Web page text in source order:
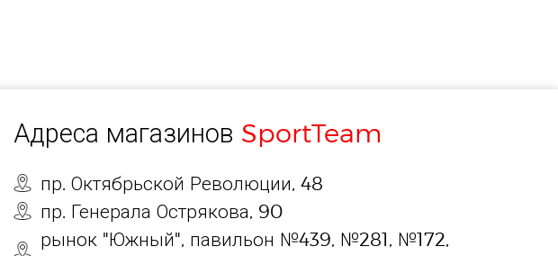
Адреса магазинов SportTeam
пр. Октябрьской Революции, 48
пр. Генерала Острякова, 90
рынок "Южный", павильон №439, №281, №172,